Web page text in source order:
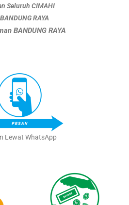
Seluruh CIMAHI
RAYA
BANDUNG RAYA
Lewat WhatsApp